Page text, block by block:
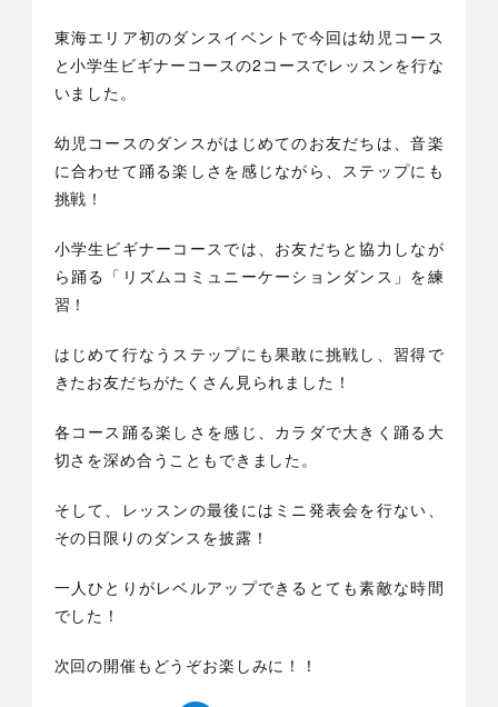
東海エリア初のダンスイベントで今回は幼児コース
と小学生ビギナーコースの2コースでレッスンを行な
いました。
幼児コースのダンスがはじめてのお友だちは、音楽
に合わせて踊る楽しさを感じながら、ステップにも
挑戦！
小学生ビギナーコースでは、お友だちと協力しなが
ら踊る「リズムコミュニーケーションダンス」を練
習！
はじめて行なうステップにも果敢に挑戦し、習得で
きたお友だちがたくさん見られました！
各コース踊る楽しさを感じ、カラダで大きく踊る大
切さを深め合うこともできました。
そして、レッスンの最後にはミニ発表会を行ない、
その日限りのダンスを披露！
一人ひとりがレベルアップできるとても素敵な時間
でした！
次回の開催もどうぞお楽しみに！！